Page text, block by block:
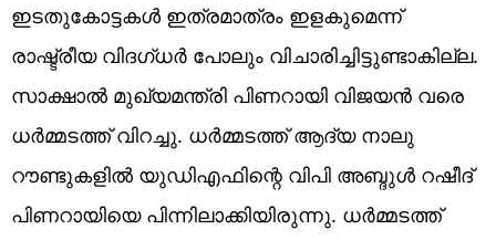
ഇടതുകോട്ടകള്‍ ഇത്രമാത്രം ഇളകുമെന്ന്
രാഷ്ട്രീയ വിദഗ്ധര്‍ പോലും വിചാരിച്ചിട്ടുണ്ടാകില്ല.
സാക്ഷാല്‍ മുഖ്യമന്ത്രി പിണറായി വിജയന്‍ വരെ
ധര്‍മ്മടത്ത് വിറച്ചു. ധര്‍മ്മടത്ത് ആദ്യ നാലു
റൗണ്ടുകളില്‍ യുഡിഎഫിന്റെ വിപി അബ്ദുള്‍ റഷീദ്
പിണറായിയെ പിന്നിലാക്കിയിരുന്നു. ധര്‍മ്മടത്ത്